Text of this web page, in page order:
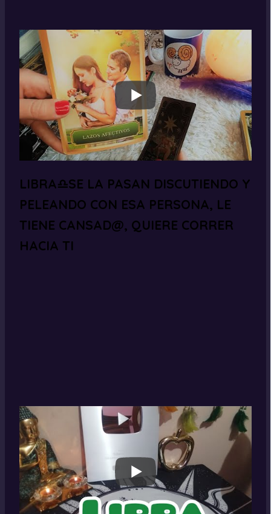
LIBRA♎SE LA PASAN DISCUTIENDO Y
PELEANDO CON ESA PERSONA, LE
TIENE CANSAD@, QUIERE CORRER
HACIA TI